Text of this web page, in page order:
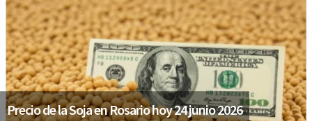
Precio de la Soja en Rosario hoy 24 junio 2026